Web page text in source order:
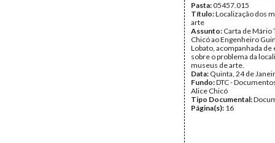
Pasta:05457.015
Título:Localização dos
arte
Assunto: Carta de Mário
Chicó ao Engenheiro
Lobato, acompanhada de
sobre o problema da
museus de arte.
Data: Quinta, 24 de
Fundo:DTC -
Alice Chicó
Tipo Documental:
Página(s): 16